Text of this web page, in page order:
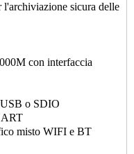
sicura delle
con interfaccia
o SDIO
misto WIFI e BT